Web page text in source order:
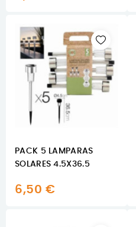
PACK 5 LAMPARAS
SOLARES 4.5X36.5
6,50 €